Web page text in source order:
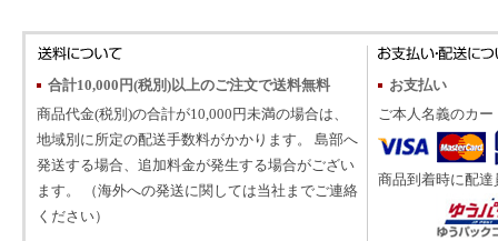
合計10,000円(税別)以上のご注文で送料無料
商品代金(税別)の合計が10,000円未満の場合は、
地域別に所定の配送手数料がかかります。 島部へ
発送する場合、追加料金が発生する場合がござい
ます。 （海外への発送に関しては当社までご連絡
ください）
お支払い
ご本人名義のカ
商品到着時に配